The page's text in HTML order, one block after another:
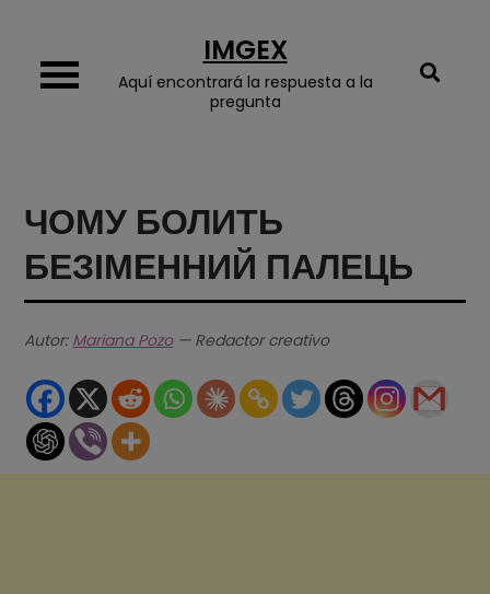
content
IMGEX
Aquí encontrará la respuesta a la
pregunta
ЧОМУ БОЛИТЬ
БЕЗІМЕННИЙ ПАЛЕЦЬ
Autor: Mariana Pozo— Redactor creativo